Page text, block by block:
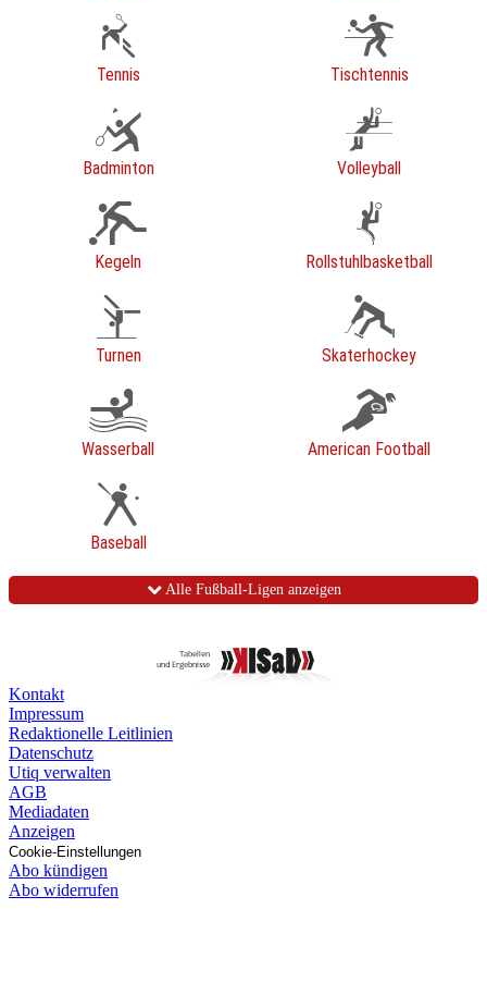
Tennis Tischtennis
Badminton Volleyball
Kegeln Rollstuhlbasketball
Turnen Skaterhockey
Wasserball American Football
Baseball
Alle Fußball-Ligen anzeigen
Kontakt
Impressum
Redaktionelle Leitlinien
Datenschutz
Utiq verwalten
AGB
Mediadaten
Anzeigen
Cookie-Einstellungen
Abo kündigen
Abo widerrufen